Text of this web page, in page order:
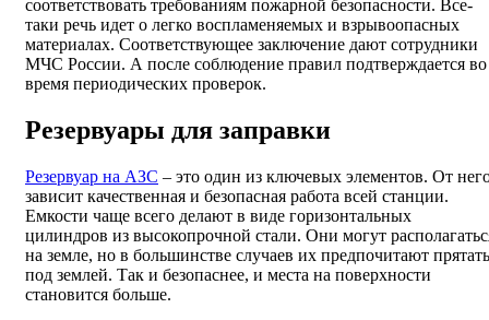
соответствовать требованиям пожарной безопасности. Все-
таки речь идет о легко воспламеняемых и взрывоопасных
материалах. Соответствующее заключение дают сотрудники
МЧС России. А после соблюдение правил подтверждается во
время периодических проверок.
Резервуары для заправки
Резервуар на АЗС – это один из ключевых элементов. От
зависит качественная и безопасная работа всей станции.
Емкости чаще всего делают в виде горизонтальных
цилиндров из высокопрочной стали. Они могут
на земле, но в большинстве случаев их предпочитают прятать
под землей. Так и безопаснее, и места на поверхности
становится больше.